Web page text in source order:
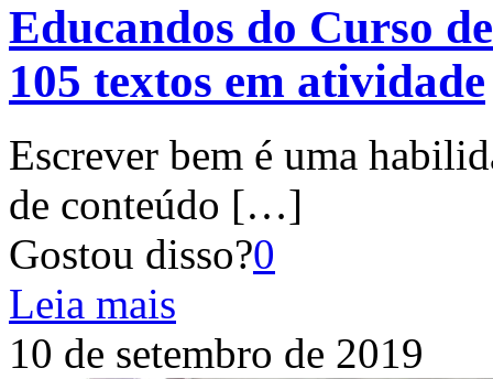
Educandos do Curso
105 textos em atividade
Escrever bem é uma
de conteúdo […]
Gostou disso?0
Leia mais
10 de setembro de 2019